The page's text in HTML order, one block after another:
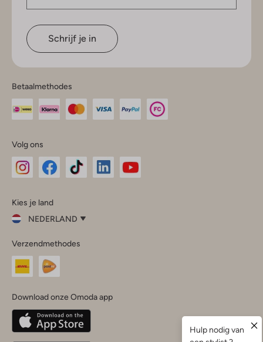
Schrijf je in
Betaalmethodes
Volg ons
InstagramFacebook
Kies je land
NEDERLAND
je
land
Nederland
Belgique(Français)
Deutschland
Verzendmethodes
Download onze Omoda app